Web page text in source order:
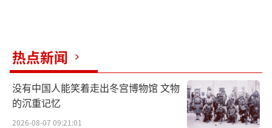
热点新闻
没有中国人能笑着走出冬宫博物馆 文物
的沉重记忆
2026-08-07 09:21:01